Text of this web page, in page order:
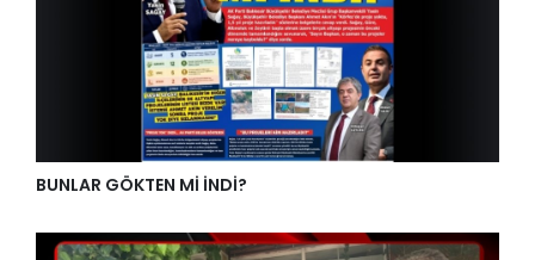
BUNLAR GÖKTEN Mİ İNDİ?